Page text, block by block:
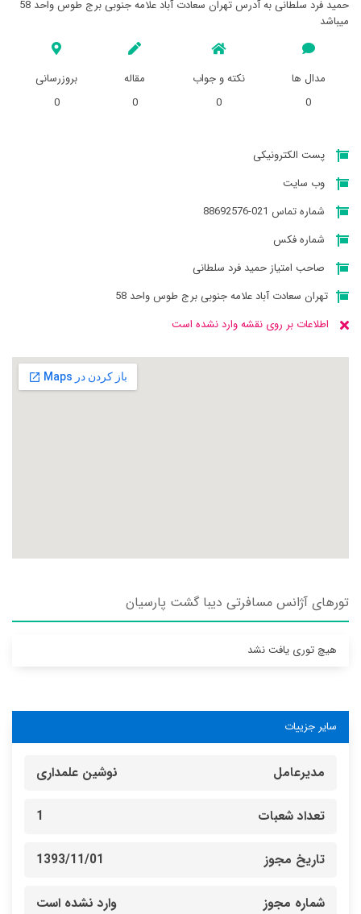
حمید فرد سلطانی به آدرس تهران سعادت آباد علامه جنوبی برج طوس واحد 58
میباشد
مدال ها
0
نکته و جواب
0
مقاله
0
بروزرسانی
0
پست الکترونیکی
وب سایت
شماره تماس 021-88692576
شماره فکس
صاحب امتیاز حمید فرد سلطانی
تهران سعادت آباد علامه جنوبی برج طوس واحد 58
اطلاعات بر روی نقشه وارد نشده است
تورهای آژانس مسافرتی ديبا گشت پارسيان
هیچ توری یافت نشد
سایر جزییات
مدیرعامل نوشین علمداری
تعداد شعبات 1
تاریخ مجوز 1393/11/01
شماره مجوز وارد نشده است